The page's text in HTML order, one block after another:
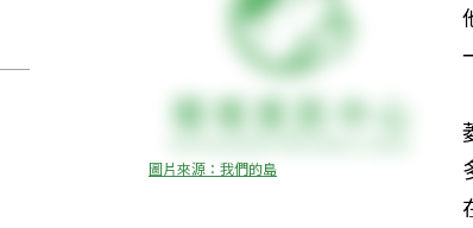
圖片來源：我們的島